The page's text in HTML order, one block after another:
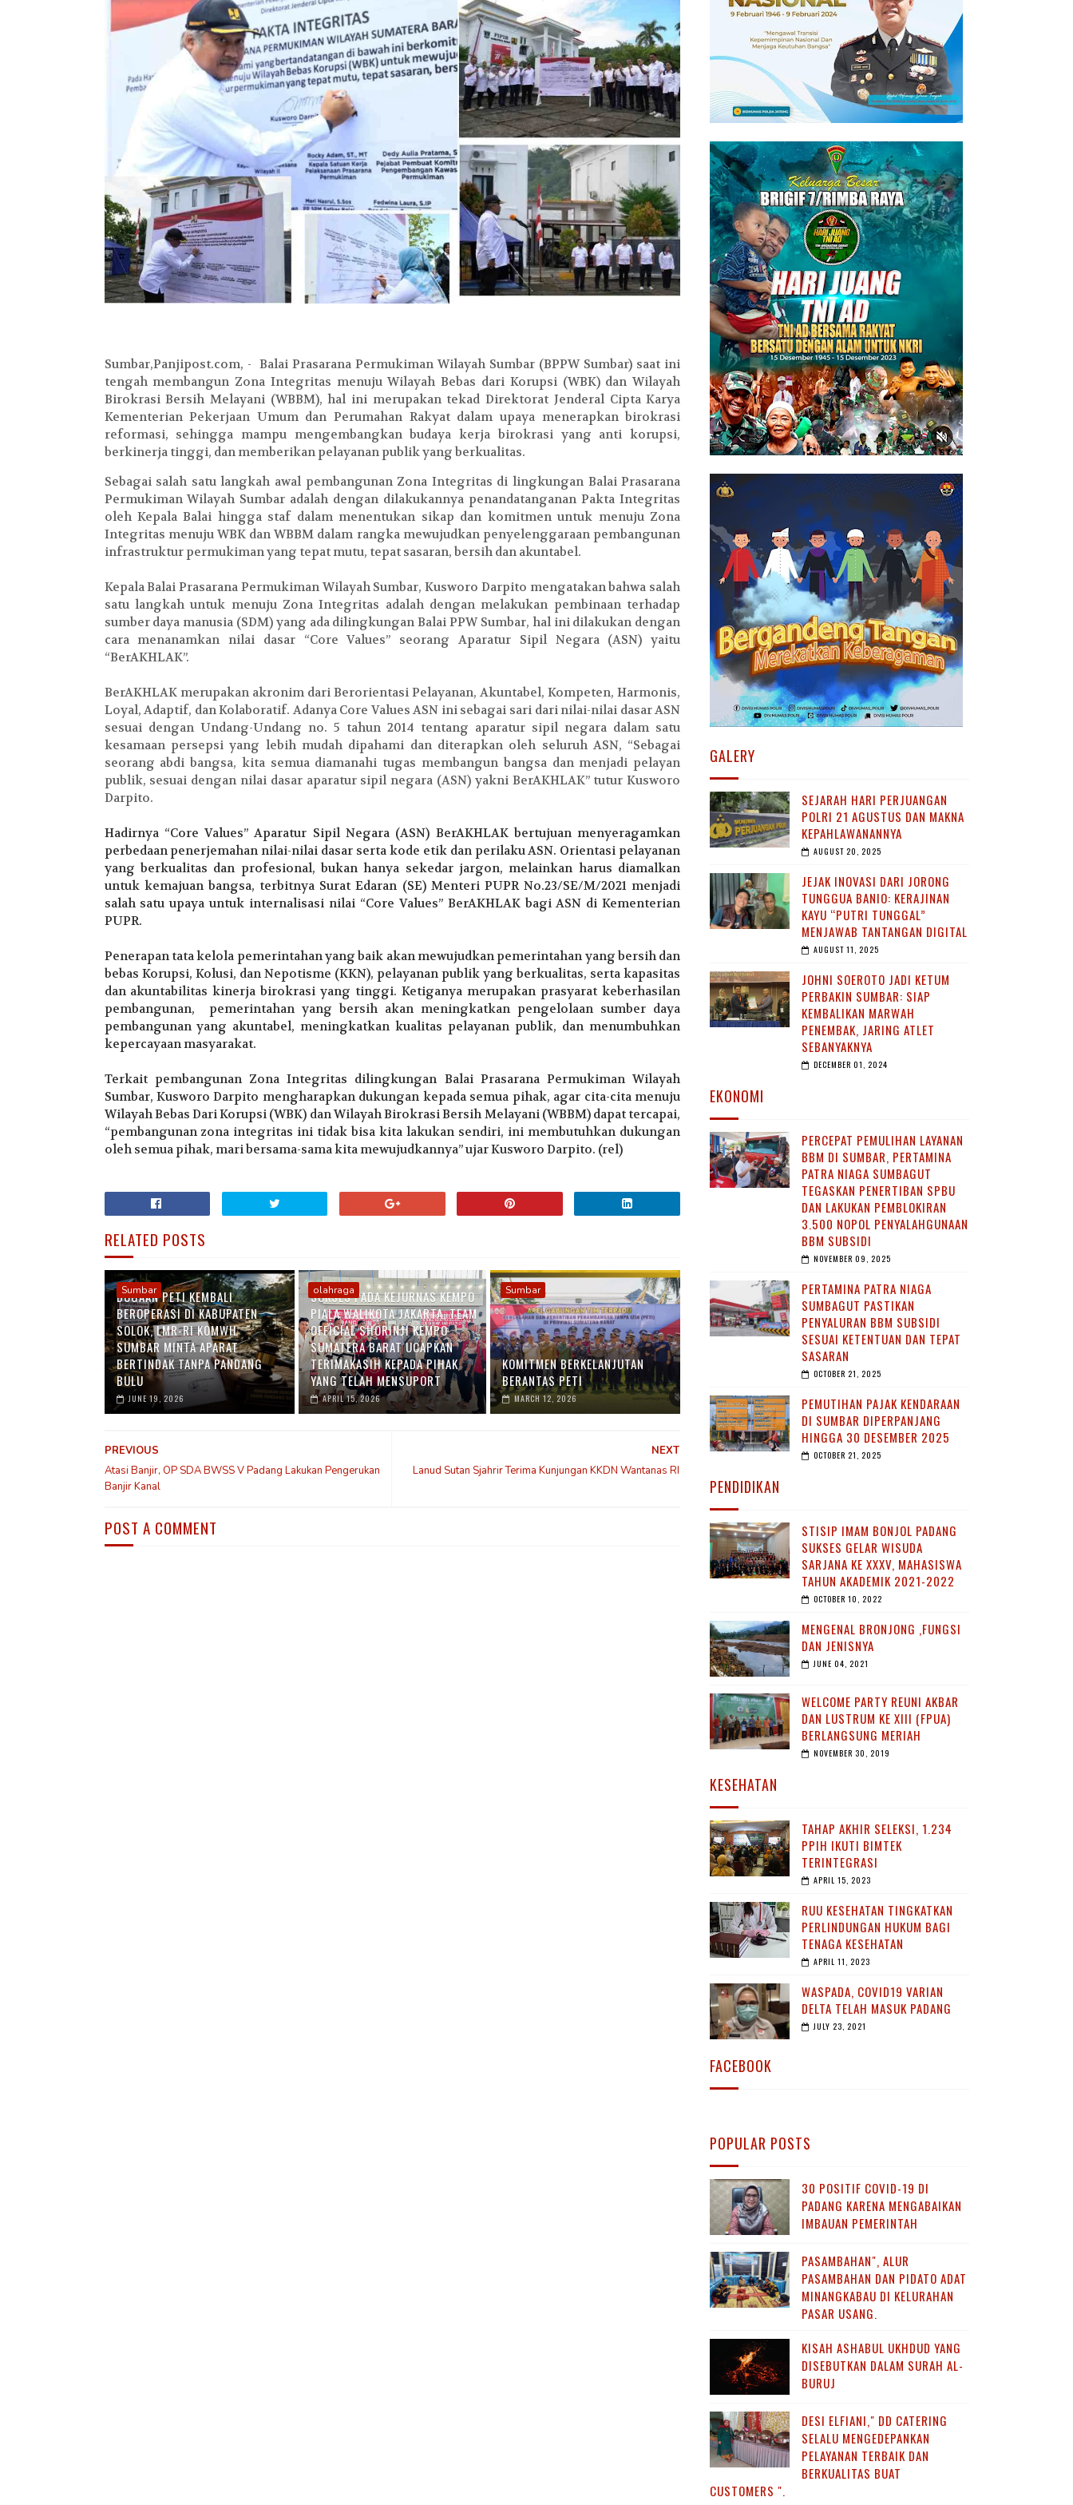
Sumbar,Panjipost.com, - Balai Prasarana Permukiman Wilayah Sumbar (BPPW Sumbar) saat ini
tengah membangun Zona Integritas menuju Wilayah Bebas dari Korupsi (WBK) dan Wilayah
Birokrasi Bersih Melayani (WBBM), hal ini merupakan tekad Direktorat Jenderal Cipta Karya
Kementerian Pekerjaan Umum dan Perumahan Rakyat dalam upaya menerapkan birokrasi
reformasi, sehingga mampu mengembangkan budaya kerja birokrasi yang anti korupsi,
berkinerja tinggi, dan memberikan pelayanan publik yang berkualitas.
Sebagai salah satu langkah awal pembangunan Zona Integritas di lingkungan Balai Prasarana
Permukiman Wilayah Sumbar adalah dengan dilakukannya penandatanganan Pakta Integritas
oleh Kepala Balai hingga staf dalam menentukan sikap dan komitmen untuk menuju Zona
Integritas menuju WBK dan WBBM dalam rangka mewujudkan penyelenggaraan pembangunan
infrastruktur permukiman yang tepat mutu, tepat sasaran, bersih dan akuntabel.
Kepala Balai Prasarana Permukiman Wilayah Sumbar, Kusworo Darpito mengatakan bahwa salah
satu langkah untuk menuju Zona Integritas adalah dengan melakukan pembinaan terhadap
sumber daya manusia (SDM) yang ada dilingkungan Balai PPW Sumbar, hal ini dilakukan dengan
cara menanamkan nilai dasar “Core Values” seorang Aparatur Sipil Negara (ASN) yaitu
“BerAKHLAK”.
BerAKHLAK merupakan akronim dari Berorientasi Pelayanan, Akuntabel, Kompeten, Harmonis,
Loyal, Adaptif, dan Kolaboratif. Adanya Core Values ASN ini sebagai sari dari nilai-nilai dasar ASN
sesuai dengan Undang-Undang no. 5 tahun 2014 tentang aparatur sipil negara dalam satu
kesamaan persepsi yang lebih mudah dipahami dan diterapkan oleh seluruh ASN, “Sebagai
seorang abdi bangsa, kita semua diamanahi tugas membangun bangsa dan menjadi pelayan
publik, sesuai dengan nilai dasar aparatur sipil negara (ASN) yakni BerAKHLAK” tutur Kusworo
Darpito.
Hadirnya “Core Values” Aparatur Sipil Negara (ASN) BerAKHLAK bertujuan menyeragamkan
perbedaan penerjemahan nilai-nilai dasar serta kode etik dan perilaku ASN. Orientasi pelayanan
yang berkualitas dan profesional, bukan hanya sekedar jargon, melainkan harus diamalkan
untuk kemajuan bangsa, terbitnya Surat Edaran (SE) Menteri PUPR No.23/SE/M/2021 menjadi
salah satu upaya untuk internalisasi nilai “Core Values” BerAKHLAK bagi ASN di Kementerian
PUPR.
Penerapan tata kelola pemerintahan yang baik akan mewujudkan pemerintahan yang bersih dan
bebas Korupsi, Kolusi, dan Nepotisme (KKN), pelayanan publik yang berkualitas, serta kapasitas
dan akuntabilitas kinerja birokrasi yang tinggi. Ketiganya merupakan prasyarat keberhasilan
pembangunan, pemerintahan yang bersih akan meningkatkan pengelolaan sumber daya
pembangunan yang akuntabel, meningkatkan kualitas pelayanan publik, dan menumbuhkan
kepercayaan masyarakat.
Terkait pembangunan Zona Integritas dilingkungan Balai Prasarana Permukiman Wilayah
Sumbar, Kusworo Darpito mengharapkan dukungan kepada semua pihak, agar cita-cita menuju
Wilayah Bebas Dari Korupsi (WBK) dan Wilayah Birokrasi Bersih Melayani (WBBM) dapat tercapai,
“pembangunan zona integritas ini tidak bisa kita lakukan sendiri, ini membutuhkan dukungan
oleh semua pihak, mari bersama-sama kita mewujudkannya” ujar Kusworo Darpito. (rel)
RELATED POSTS
Sumbar
DUGAAN PETI KEMBALI
BEROPERASI DI KABUPATEN
SOLOK, LMR-RI KOMWIL
SUMBAR MINTA APARAT
BERTINDAK TANPA PANDANG
BULU
JUNE 19, 2026
olahraga
SUKSES PADA KEJURNAS KEMPO
PIALA WALIKOTA JAKARTA, TEAM
OFFICIAL SHORINJI KEMPO
SUMATERA BARAT UCAPKAN
TERIMAKASIH KEPADA PIHAK
YANG TELAH MENSUPORT
APRIL 15, 2026
Sumbar
KOMITMEN BERKELANJUTAN
BERANTAS PETI
MARCH 12, 2026
NEXT
Lanud Sutan Sjahrir Terima Kunjungan KKDN Wantanas RI
PREVIOUS
Atasi Banjir, OP SDA BWSS V Padang Lakukan Pengerukan
Banjir Kanal
POST A COMMENT
GALERY
SEJARAH HARI PERJUANGAN
POLRI 21 AGUSTUS DAN MAKNA
KEPAHLAWANANNYA
AUGUST 20, 2025
JEJAK INOVASI DARI JORONG
TUNGGUA BANIO: KERAJINAN
KAYU “PUTRI TUNGGAL”
MENJAWAB TANTANGAN DIGITAL
AUGUST 11, 2025
JOHNI SOEROTO JADI KETUM
PERBAKIN SUMBAR: SIAP
KEMBALIKAN MARWAH
PENEMBAK, JARING ATLET
SEBANYAKNYA
DECEMBER 01, 2024
EKONOMI
PERCEPAT PEMULIHAN LAYANAN
BBM DI SUMBAR, PERTAMINA
PATRA NIAGA SUMBAGUT
TEGASKAN PENERTIBAN SPBU
DAN LAKUKAN PEMBLOKIRAN
3.500 NOPOL PENYALAHGUNAAN
BBM SUBSIDI
NOVEMBER 09, 2025
PERTAMINA PATRA NIAGA
SUMBAGUT PASTIKAN
PENYALURAN BBM SUBSIDI
SESUAI KETENTUAN DAN TEPAT
SASARAN
OCTOBER 21, 2025
PEMUTIHAN PAJAK KENDARAAN
DI SUMBAR DIPERPANJANG
HINGGA 30 DESEMBER 2025
OCTOBER 21, 2025
PENDIDIKAN
STISIP IMAM BONJOL PADANG
SUKSES GELAR WISUDA
SARJANA KE XXXV, MAHASISWA
TAHUN AKADEMIK 2021-2022
OCTOBER 10, 2022
MENGENAL BRONJONG ,FUNGSI
DAN JENISNYA
JUNE 04, 2021
WELCOME PARTY REUNI AKBAR
DAN LUSTRUM KE XIII (FPUA)
BERLANGSUNG MERIAH
NOVEMBER 30, 2019
KESEHATAN
TAHAP AKHIR SELEKSI, 1.234
PPIH IKUTI BIMTEK
TERINTEGRASI
APRIL 15, 2023
RUU KESEHATAN TINGKATKAN
PERLINDUNGAN HUKUM BAGI
TENAGA KESEHATAN
APRIL 11, 2023
WASPADA, COVID19 VARIAN
DELTA TELAH MASUK PADANG
JULY 23, 2021
FACEBOOK
POPULAR POSTS
30 POSITIF COVID-19 DI
PADANG KARENA MENGABAIKAN
IMBAUAN PEMERINTAH
PASAMBAHAN", ALUR
PASAMBAHAN DAN PIDATO ADAT
MINANGKABAU DI KELURAHAN
PASAR USANG.
KISAH ASHABUL UKHDUD YANG
DISEBUTKAN DALAM SURAH AL-
BURUJ
DESI ELFIANI," DD CATERING
SELALU MENGEDEPANKAN
PELAYANAN TERBAIK DAN
BERKUALITAS BUAT
CUSTOMERS ".